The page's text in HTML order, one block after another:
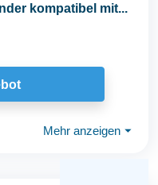
kompatibel mit...
Mehr anzeigen ⏷